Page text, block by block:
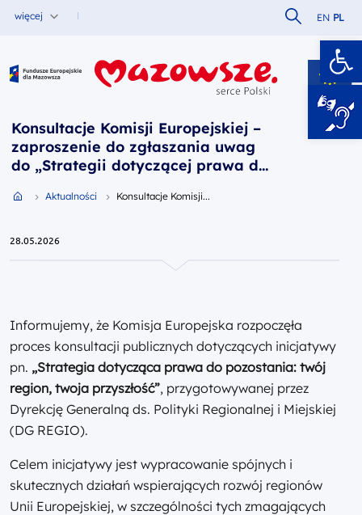
więcej Szukaj w
EN PL
Fundusze Europejskie dla Mazowsza
Konsultacje Komisji Europejskiej –
zaproszenie do zgłaszania uwag
do „Strategii dotyczącej prawa do
przyszłość”
Przejdź do strony głównej portalu
Aktualności Konsultacje Komisji...
28.05.2026
Informujemy, że Komisja Europejska rozpoczęła
proces konsultacji publicznych dotyczących inicjatywy
pn. „Strategia dotycząca prawa do pozostania: twój
region, twoja przyszłość”, przygotowywanej przez
Dyrekcję Generalną ds. Polityki Regionalnej i Miejskiej
(DG REGIO).
Celem inicjatywy jest wypracowanie spójnych i
skutecznych działań wspierających rozwój regionów
Unii Europejskiej, w szczególności tych zmagających